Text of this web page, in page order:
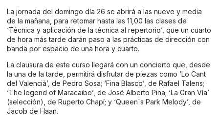
La jornada del domingo día 26 se abrirá a las nueve y media
de la mañana, para retomar hasta las 11,00 las clases de
‘Técnica y aplicación de la técnica al repertorio’, que un cuarto
de hora más tarde darán paso a las prácticas de dirección con
banda por espacio de una hora y cuarto.
La clausura de este curso llegará con un concierto que, desde
la una de la tarde, permitirá disfrutar de piezas como ‘Lo Cant
del Valencià’, de Pedro Sosa; ‘Fina Blasco’, de Rafael Talens;
‘The legend of Maracaibo’, de José Alberto Pina; ‘La Gran Vía’
(selección), de Ruperto Chapí; y ‘Queen´s Park Melody’, de
Jacob de Haan.